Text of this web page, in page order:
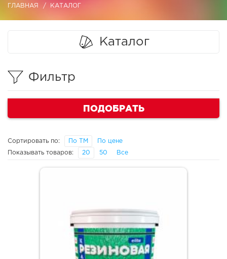
ГЛАВНАЯ КАТАЛОГ
Каталог
Фильтр
ПОДОБРАТЬ
Сортировать по: По ТМ По цене
Показывать товаров: 20 50 Все